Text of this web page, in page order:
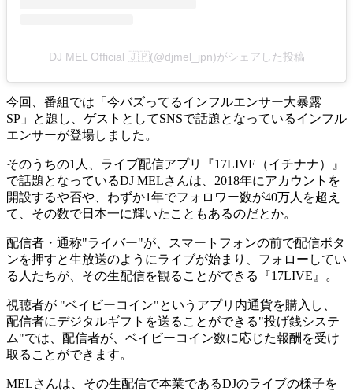
DJ MEL Official 🇯🇵(@djmel_jpn)がシェアした投稿
今回、番組では「今バズってるインフルエンサー大暴露
SP」と題し、ゲストとしてSNSで話題となっているインフル
エンサーが登場しました。
そのうちの1人、ライブ配信アプリ『17LIVE（イチナナ）』
で話題となっているDJ MELさんは、2018年にアカウントを
開設するや否や、わずか1年でフォロワー数が40万人を超え
て、その数で日本一に輝いたこともあるのだとか。
配信者・通称"ライバー"が、スマートフォンの前で配信ボタ
ンを押すと生放送のようにライブが始まり、フォローしてい
る人たちが、その生配信を観ることができる『17LIVE』。
視聴者が "ベイビーコイン"というアプリ内通貨を購入し、
配信者にデジタルギフトを送ることができる"投げ銭システ
ム"では、配信者が、ベイビーコイン数に応じた報酬を受け
取ることができます。
MELさんは、その生配信で本業であるDJのライブの様子を